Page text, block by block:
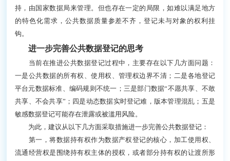
持，由国家数据局来管理。但也存在一定的局限，如难以满足地方
的特色化需求，公共数据质量参差不齐，登记未与对象的权利挂
钩。
进一步完善公共数据登记的思考
当前在推进公共数据登记过程中，主要存在以下几方面问题：
一是公共数据的所有权、使用权、管理权边界不清；二是各地登记
平台元数据标准、编码规则不统一；三是部门数据“不愿共享、不敢
共享、不会共享”；四是动态数据实时登记难，版本管理混乱；五是
敏感数据登记可能存在泄露或被滥用风险。
为此，建议从以下几方面采取措施进一步完善公共数据登记：
第一，将数据持有权作为数据产权登记的核心，加工使用权、
流通经营权是围绕持有权主体的授权，或者部分持有权的让渡所形